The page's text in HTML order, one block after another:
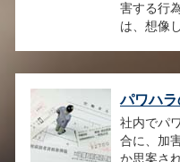
害する行
は、想像
パワハ
社内でパ
合に、加
か思案さ